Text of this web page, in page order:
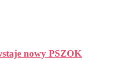
nowy PSZOK